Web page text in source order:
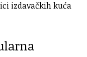
izdavačkih kuća